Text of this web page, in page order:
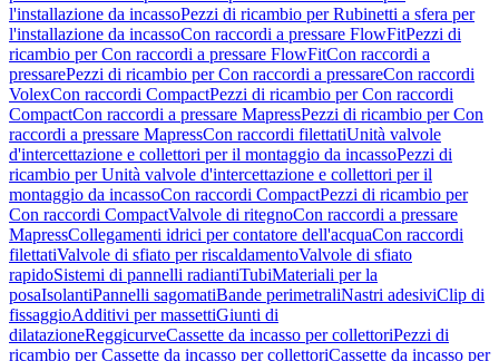
l'installazione da incassoPezzi di ricambio per Rubinetti a sfera per
l'installazione da incassoCon raccordi a pressare FlowFitPezzi di
ricambio per Con raccordi a pressare FlowFitCon raccordi a
pressarePezzi di ricambio per Con raccordi a pressareCon raccordi
VolexCon raccordi CompactPezzi di ricambio per Con raccordi
CompactCon raccordi a pressare MapressPezzi di ricambio per Con
raccordi a pressare MapressCon raccordi filettatiUnità valvole
d'intercettazione e collettori per il montaggio da incassoPezzi di
ricambio per Unità valvole d'intercettazione e collettori per il
montaggio da incassoCon raccordi CompactPezzi di ricambio per
Con raccordi CompactValvole di ritegnoCon raccordi a pressare
MapressCollegamenti idrici per contatore dell'acquaCon raccordi
filettatiValvole di sfiato per riscaldamentoValvole di sfiato
rapidoSistemi di pannelli radiantiTubiMateriali per la
posaIsolantiPannelli sagomatiBande perimetraliNastri adesiviClip di
fissaggioAdditivi per massettiGiunti di
dilatazioneReggicurveCassette da incasso per collettoriPezzi di
ricambio per Cassette da incasso per collettoriCassette da incasso per